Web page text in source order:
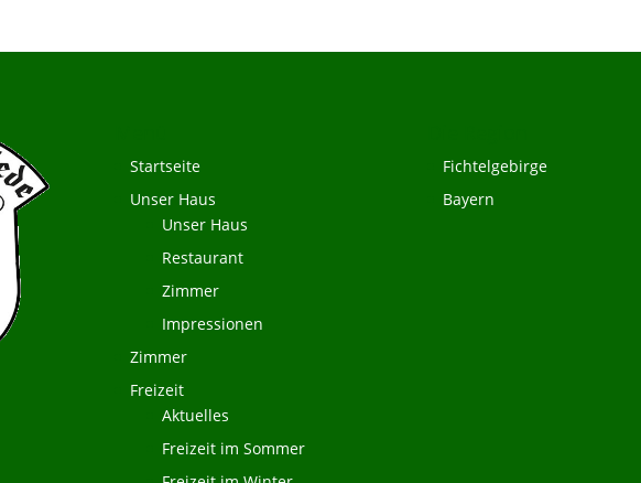
Startseite
Unser Haus
Unser Haus
Restaurant
Zimmer
Impressionen
Zimmer
Freizeit
Aktuelles
Freizeit im Sommer
Fichtelgebirge
Bayern